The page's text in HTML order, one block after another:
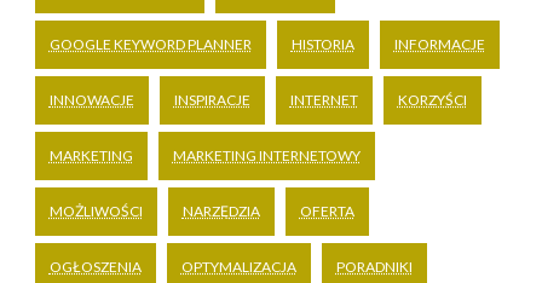
GOOGLE KEYWORD PLANNER HISTORIA INFORMACJE
INNOWACJE INSPIRACJE INTERNET KORZYŚCI
MARKETING MARKETING INTERNETOWY
MOŻLIWOŚCI NARZĘDZIA OFERTA
OGŁOSZENIA OPTYMALIZACJA PORADNIKI